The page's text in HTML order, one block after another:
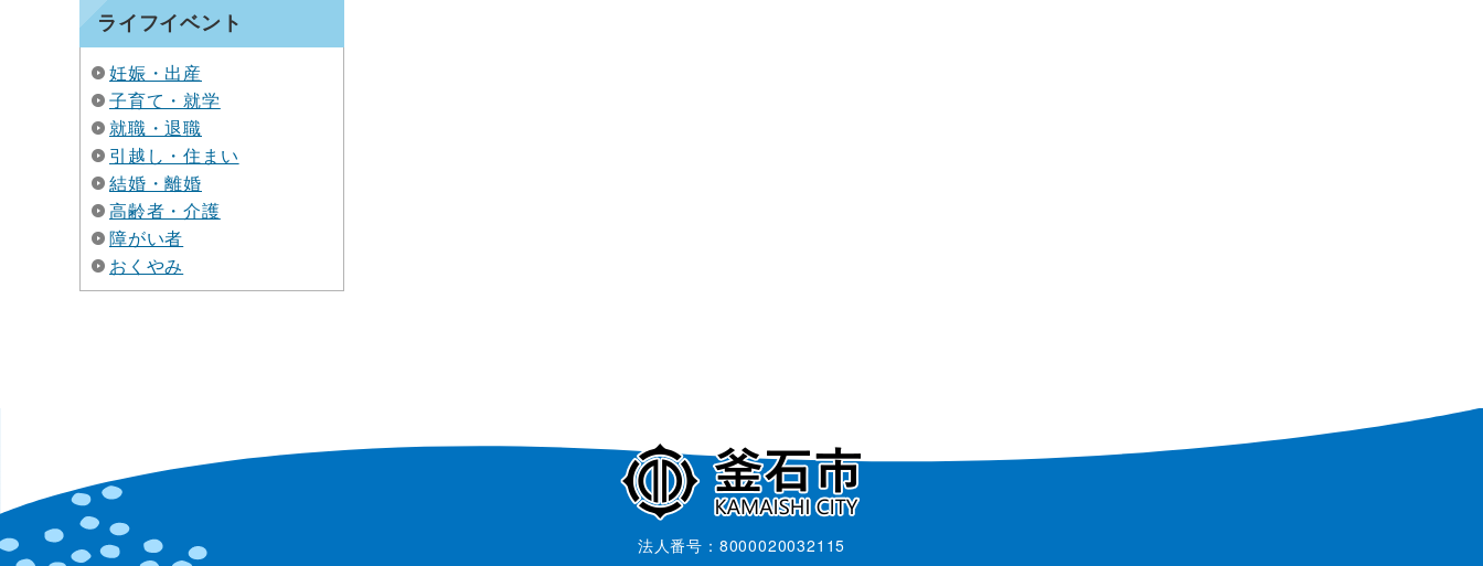
ライフイベント
妊娠・出産
子育て・就学
就職・退職
引越し・住まい
結婚・離婚
高齢者・介護
障がい者
おくやみ
法人番号：8000020032115